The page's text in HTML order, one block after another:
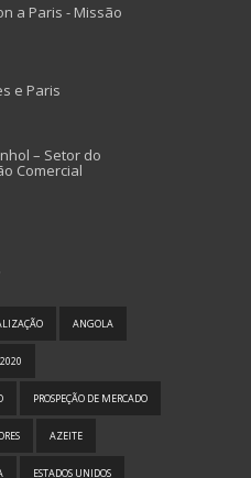
a Paris - Missão
e Paris
– Setor do
Comercial
ANGOLA
PROSPEÇÃO DE MERCADO
AZEITE
ESTADOS UNIDOS